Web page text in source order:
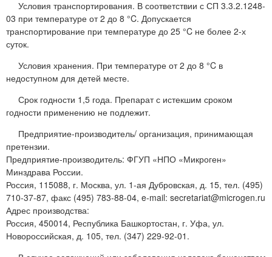
Условия транспортирования. В соответствии с СП 3.3.2.1248-
03 при температуре от 2 до 8 °C. Допускается
транспортирование при температуре до 25 °C не более 2-х
суток.
Условия хранения. При температуре от 2 до 8 °C в
недоступном для детей месте.
Срок годности 1,5 года. Препарат с истекшим сроком
годности применению не подлежит.
Предприятие-производитель/ организация, принимающая
претензии.
Предприятие-производитель: ФГУП «НПО «Микроген»
Минздрава России.
Россия, 115088, г. Москва, ул. 1-ая Дубровская, д. 15, тел. (495)
710-37-87, факс (495) 783-88-04, e-mail: secretariat@microgen.ru
Адрес производства:
Россия, 450014, Республика Башкортостан, г. Уфа, ул.
Новороссийская, д. 105, тел. (347) 229-92-01.